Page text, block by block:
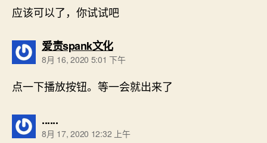
应该可以了，你试试吧
爱责spank文化说：
8月 16, 2020 5:01 下午
点一下播放按钮。等一会就出来了
......说：
8月 17, 2020 12:32 上午